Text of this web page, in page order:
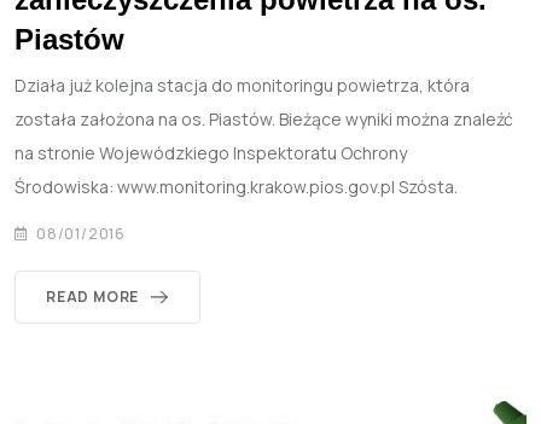
Piastów
Działa już kolejna stacja do monitoringu powietrza, która
została założona na os. Piastów. Bieżące wyniki można znaleźć
na stronie Wojewódzkiego Inspektoratu Ochrony
Środowiska: www.monitoring.krakow.pios.gov.pl Szósta.
08/01/2016
READ MORE